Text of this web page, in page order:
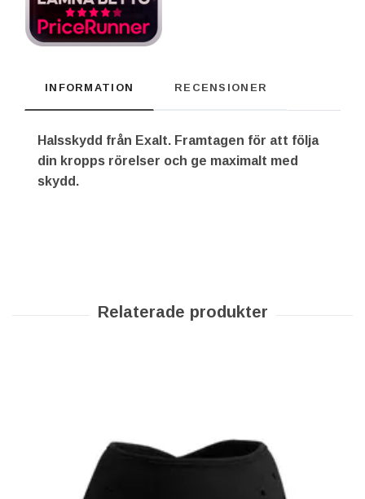
INFORMATION RECENSIONER
Halsskydd från Exalt. Framtagen för att följa
din kropps rörelser och ge maximalt med
skydd.